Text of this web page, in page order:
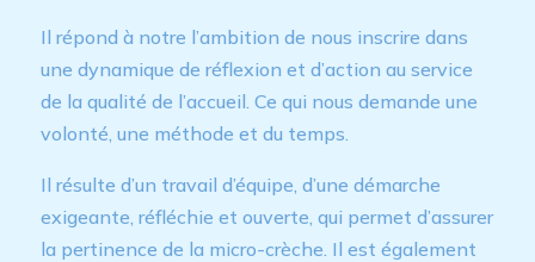
Il répond à notre l’ambition de nous inscrire dans
une dynamique de réflexion et d’action au service
de la qualité de l’accueil. Ce qui nous demande une
volonté, une méthode et du temps.
Il résulte d’un travail d’équipe, d’une démarche
exigeante, réfléchie et ouverte, qui permet d’assurer
la pertinence de la micro-crèche. Il est également